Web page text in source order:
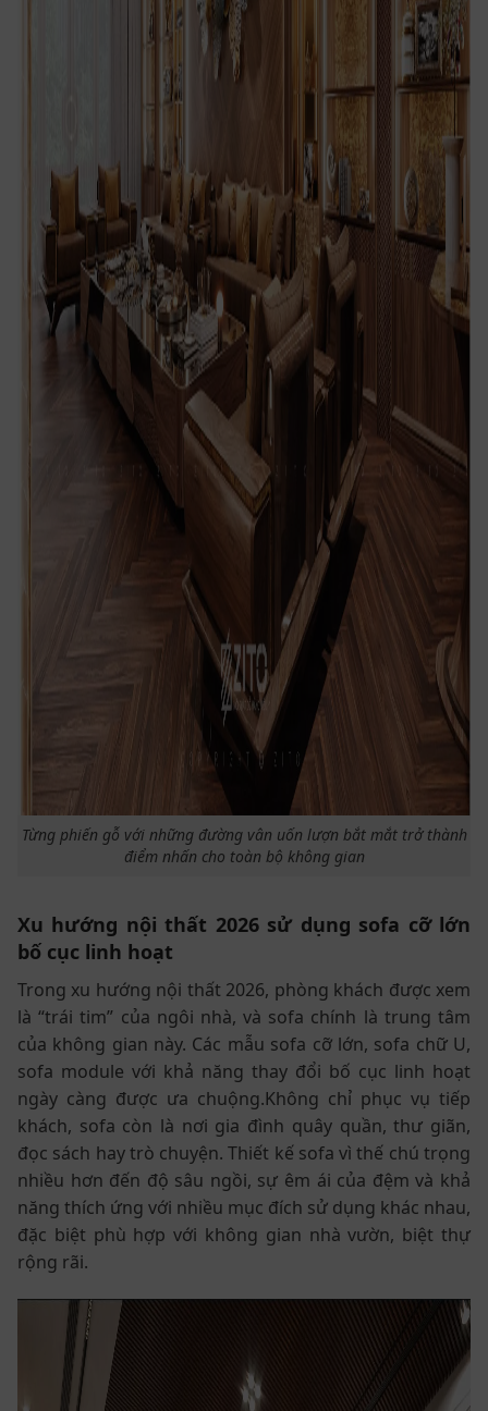
Từng phiến gỗ với những đường vân uốn lượn bắt mắt trở thành
điểm nhấn cho toàn bộ không gian
Xu hướng nội thất 2026 sử dụng sofa cỡ lớn
bố cục linh hoạt
Trong xu hướng nội thất 2026, phòng khách được xem
là “trái tim” của ngôi nhà, và sofa chính là trung tâm
của không gian này. Các mẫu sofa cỡ lớn, sofa chữ U,
sofa module với khả năng thay đổi bố cục linh hoạt
ngày càng được ưa chuộng.Không chỉ phục vụ tiếp
khách, sofa còn là nơi gia đình quây quần, thư giãn,
đọc sách hay trò chuyện. Thiết kế sofa vì thế chú trọng
nhiều hơn đến độ sâu ngồi, sự êm ái của đệm và khả
năng thích ứng với nhiều mục đích sử dụng khác nhau,
đặc biệt phù hợp với không gian nhà vườn, biệt thự
rộng rãi.